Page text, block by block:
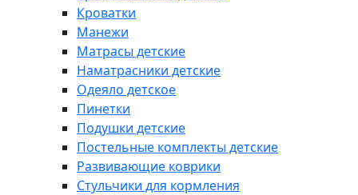
Кроватки
Манежи
Матрасы детские
Наматрасники детские
Одеяло детское
Пинетки
Подушки детские
Постельные комплекты детские
Развивающие коврики
Стульчики для кормления